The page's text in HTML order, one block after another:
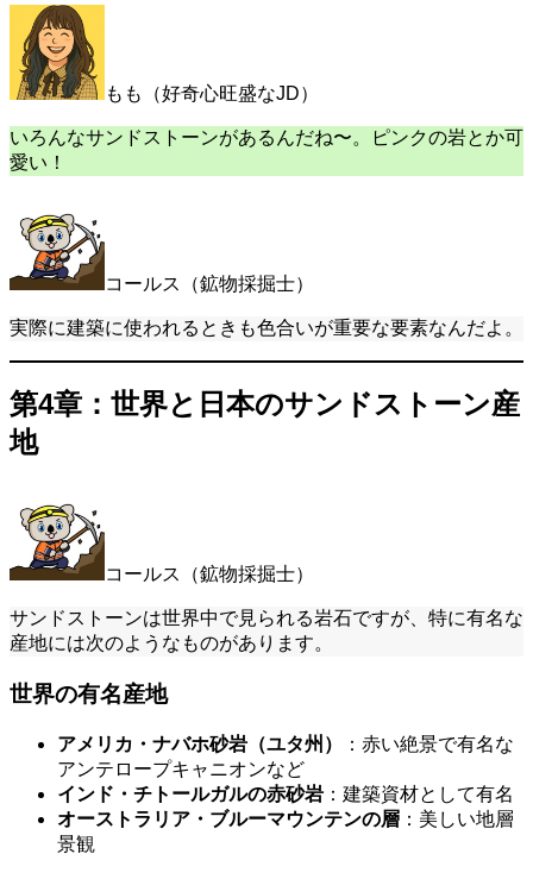
もも（好奇心旺盛なJD）
いろんなサンドストーンがあるんだね〜。ピンクの岩とか可
愛い！
コールス（鉱物採掘士）
実際に建築に使われるときも色合いが重要な要素なんだよ。
第4章：世界と日本のサンドストーン産
地
コールス（鉱物採掘士）
サンドストーンは世界中で見られる岩石ですが、特に有名な
産地には次のようなものがあります。
世界の有名産地
アメリカ・ナバホ砂岩（ユタ州）
：赤い絶景で有名な
アンテロープキャニオンなど
インド・チトールガルの赤砂岩 ：建築資材として有名
オーストラリア・ブルーマウンテンの層 ：美しい地層
景観